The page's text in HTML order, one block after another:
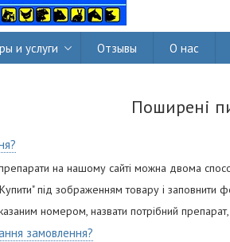
и услуги Отзывы О нас
Поширені
на нашому сайті можна двома
під зображенням товару і заповнити
номером, назвати потрібний препарат,
замовлення?